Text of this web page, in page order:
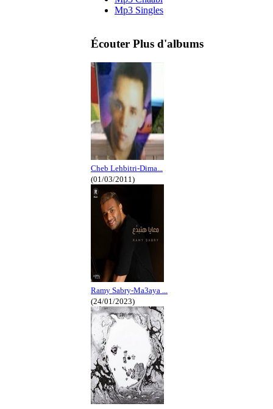
Mp3 Singles
Écouter Plus d'albums
Cheb Lehbitri-Dima...
(01/03/2011)
Ramy Sabry-Ma3aya ...
(24/01/2023)